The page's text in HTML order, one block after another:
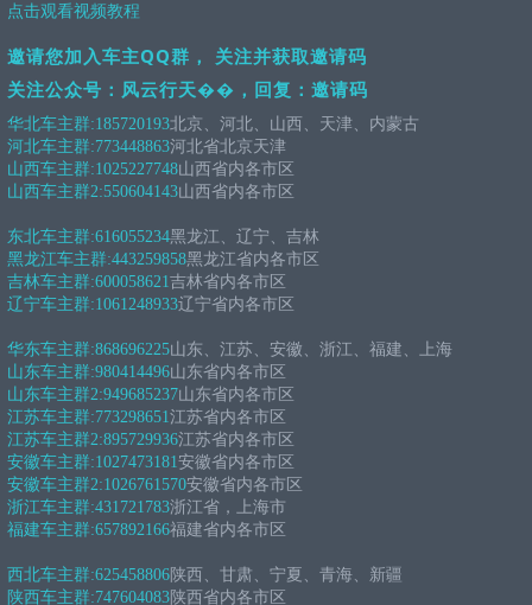
点击观看视频教程
邀请您加入车主QQ群， 关注并获取邀请码
关注公众号：风云行天��，回复：邀请码
华北车主群:185720193北京、河北、山西、天津、内蒙古
河北车主群:773448863河北省北京天津
山西车主群:1025227748山西省内各市区
山西车主群2:550604143山西省内各市区
东北车主群:616055234黑龙江、辽宁、吉林
黑龙江车主群:443259858黑龙江省内各市区
吉林车主群:600058621吉林省内各市区
辽宁车主群:1061248933辽宁省内各市区
华东车主群:868696225山东、江苏、安徽、浙江、福建、上海
山东车主群:980414496山东省内各市区
山东车主群2:949685237山东省内各市区
江苏车主群:773298651江苏省内各市区
江苏车主群2:895729936江苏省内各市区
安徽车主群:1027473181安徽省内各市区
安徽车主群2:1026761570安徽省内各市区
浙江车主群:431721783浙江省，上海市
福建车主群:657892166福建省内各市区
西北车主群:625458806陕西、甘肃、宁夏、青海、新疆
陕西车主群:747604083陕西省内各市区